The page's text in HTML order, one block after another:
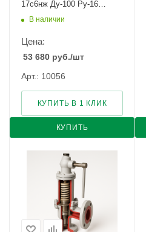
17с6нж Ду-100 Ру-16
Рн-0,5...1
В наличии
Цена:
53 680 руб./шт
Арт.: 10056
КУПИТЬ
КУПИТЬ В 1 КЛИК